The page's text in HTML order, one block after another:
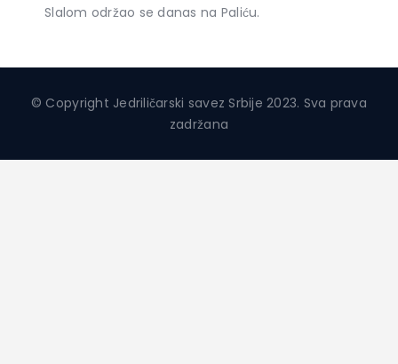
Slalom održao se danas na Paliću.
© Copyright Jedriličarski savez Srbije 2023. Sva prava
zadržana